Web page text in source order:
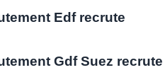
Edf recrute
Gdf Suez recrute